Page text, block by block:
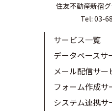
住友不動産新宿
Tel: 03-
サービス一覧
データベースサ
メール配信サー
フォーム作成サ
システム連携サ